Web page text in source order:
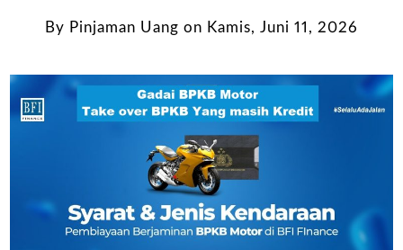
By Pinjaman Uang on Kamis, Juni 11, 2026